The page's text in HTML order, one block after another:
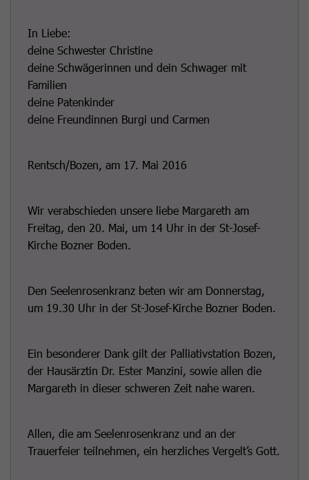
In Liebe:
deine Schwester Christine
deine Schwägerinnen und dein Schwager mit
Familien
deine Patenkinder
deine Freundinnen Burgi und Carmen
Rentsch/Bozen, am 17. Mai 2016
Wir verabschieden unsere liebe Margareth am
Freitag, den 20. Mai, um 14 Uhr in der St-Josef-
Kirche Bozner Boden.
Den Seelenrosenkranz beten wir am Donnerstag,
um 19.30 Uhr in der St-Josef-Kirche Bozner Boden.
Ein besonderer Dank gilt der Palliativstation Bozen,
der Hausärztin Dr. Ester Manzini, sowie allen die
Margareth in dieser schweren Zeit nahe waren.
Allen, die am Seelenrosenkranz und an der
Trauerfeier teilnehmen, ein herzliches Vergelt’s Gott.